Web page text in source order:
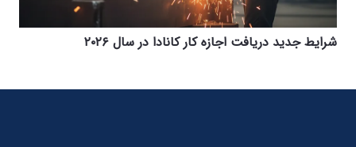
شرایط جدید دریافت اجازه کار کانادا در سال ۲۰۲۶